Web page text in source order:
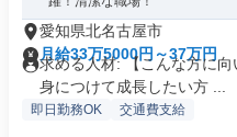
愛知県北名古屋市
月給33万5000円～37万円
求める人材: 【こんな方に
身につけて成長したい方 ...
即日勤務OK 交通費支給